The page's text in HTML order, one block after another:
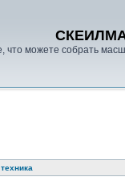
что можете собрать